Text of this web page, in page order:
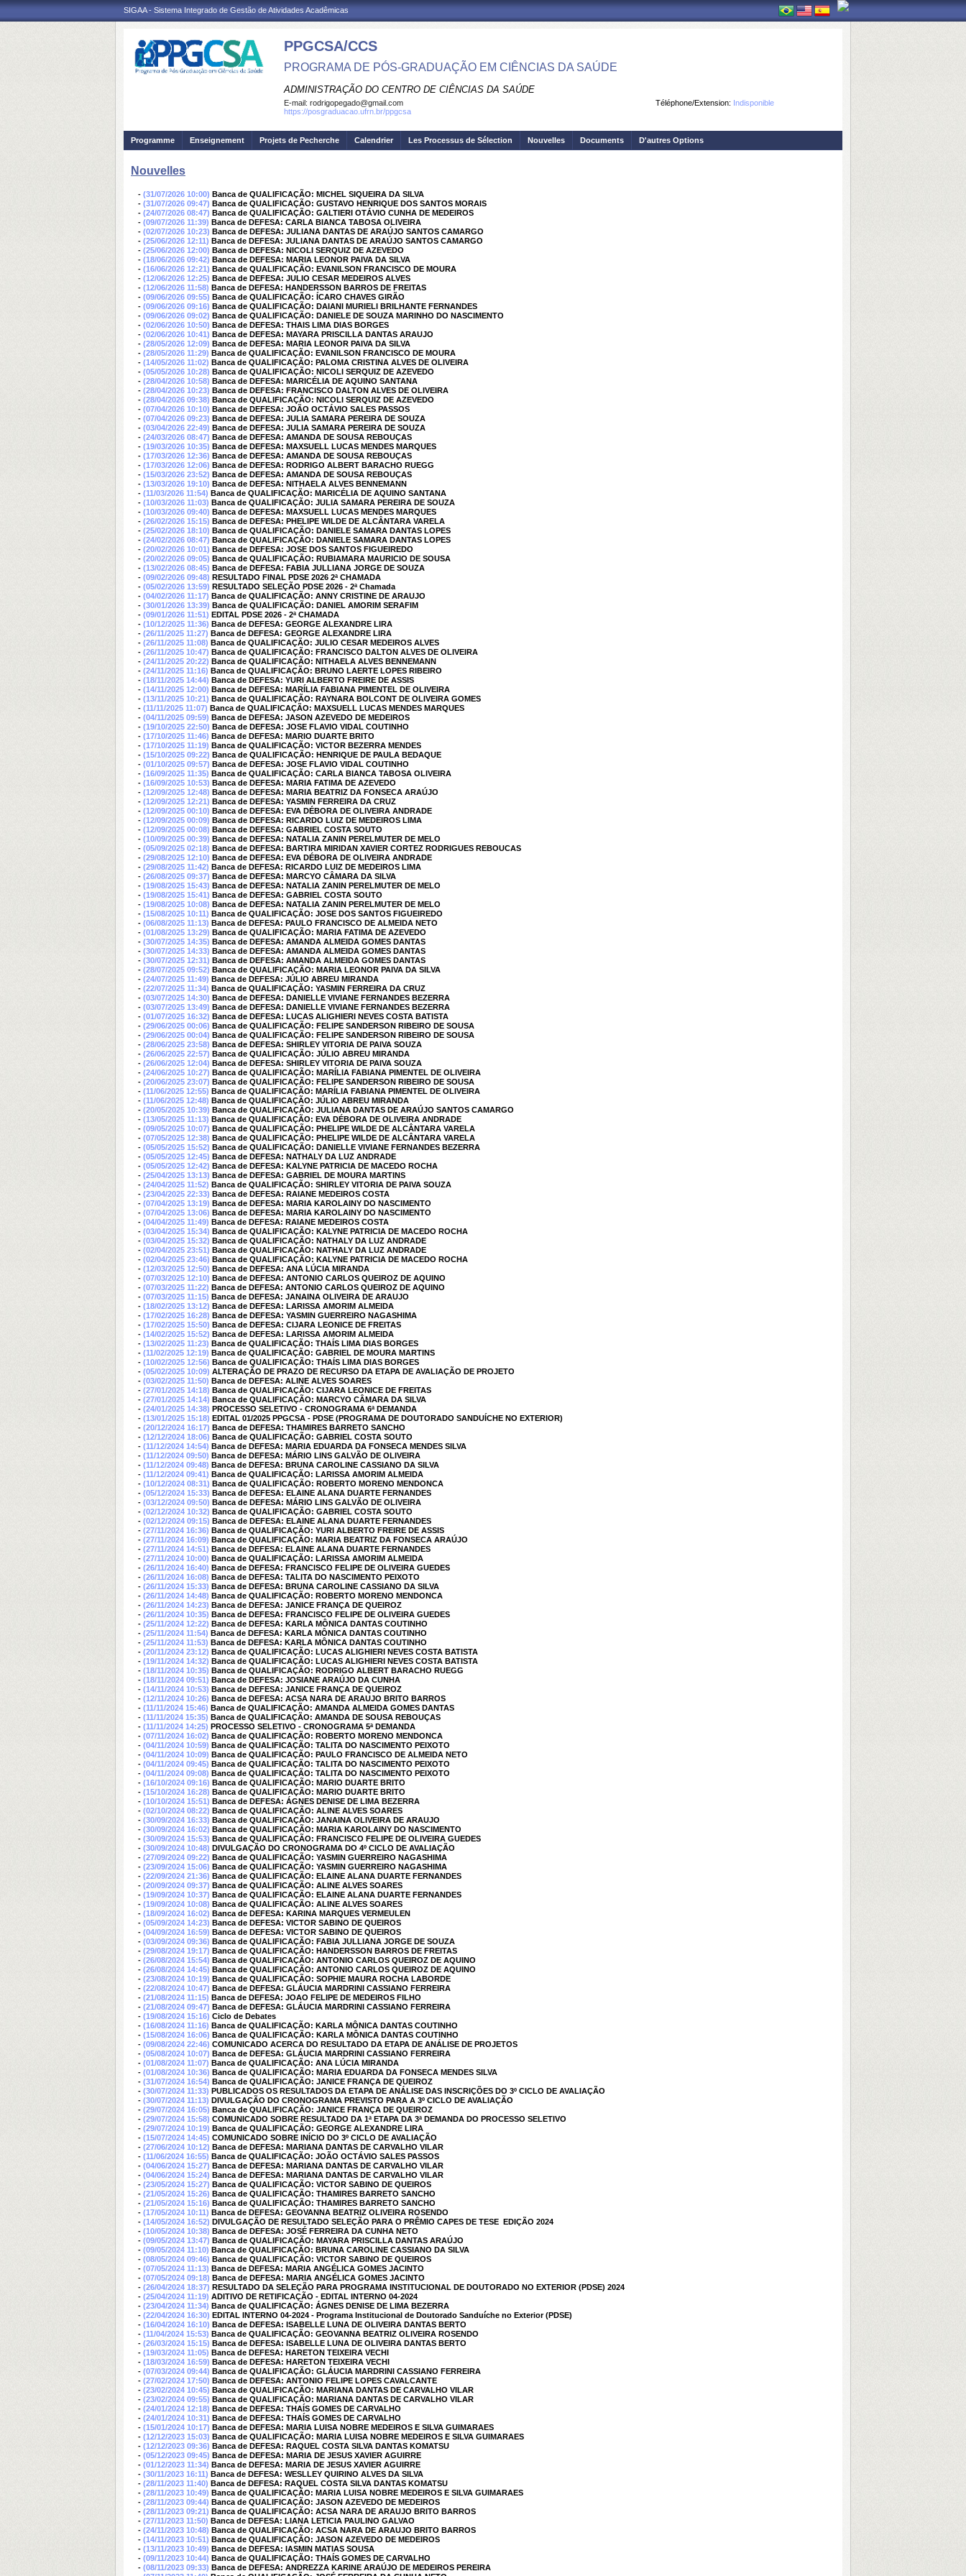
SIGAA - Sistema Integrado de Gestão de Atividades Acadêmicas
PPGCSA/CCS
PROGRAMA DE PÓS-GRADUAÇÃO EM CIÊNCIAS DA SAÚDE
ADMINISTRAÇÃO DO CENTRO DE CIÊNCIAS DA SAÚDE
Téléphone/Extension: Indisponible
E-mail: rodrigopegado@gmail.com
https://posgraduacao.ufrn.br/ppgcsa
Programme Enseignement Projets de Pecherche Calendrier Les Processus de Sélection Nouvelles Documents D'autres Options
Nouvelles
- (31/07/2026 10:00) Banca de QUALIFICAÇÃO: MICHEL SIQUEIRA DA SILVA
- (31/07/2026 09:47) Banca de QUALIFICAÇÃO: GUSTAVO HENRIQUE DOS SANTOS MORAIS
- (24/07/2026 08:47) Banca de QUALIFICAÇÃO: GALTIERI OTÁVIO CUNHA DE MEDEIROS
- (09/07/2026 11:39) Banca de DEFESA: CARLA BIANCA TABOSA OLIVEIRA
- (02/07/2026 10:23) Banca de DEFESA: JULIANA DANTAS DE ARAÚJO SANTOS CAMARGO
- (25/06/2026 12:11) Banca de DEFESA: JULIANA DANTAS DE ARAÚJO SANTOS CAMARGO
- (25/06/2026 12:00) Banca de DEFESA: NICOLI SERQUIZ DE AZEVEDO
- (18/06/2026 09:42) Banca de DEFESA: MARIA LEONOR PAIVA DA SILVA
- (16/06/2026 12:21) Banca de QUALIFICAÇÃO: EVANILSON FRANCISCO DE MOURA
- (12/06/2026 12:25) Banca de DEFESA: JULIO CESAR MEDEIROS ALVES
- (12/06/2026 11:58) Banca de DEFESA: HANDERSSON BARROS DE FREITAS
- (09/06/2026 09:55) Banca de QUALIFICAÇÃO: ÍCARO CHAVES GIRÃO
- (09/06/2026 09:16) Banca de QUALIFICAÇÃO: DAIANI MURIELI BRILHANTE FERNANDES
- (09/06/2026 09:02) Banca de QUALIFICAÇÃO: DANIELE DE SOUZA MARINHO DO NASCIMENTO
- (02/06/2026 10:50) Banca de DEFESA: THAIS LIMA DIAS BORGES
- (02/06/2026 10:41) Banca de DEFESA: MAYARA PRISCILLA DANTAS ARAUJO
- (28/05/2026 12:09) Banca de DEFESA: MARIA LEONOR PAIVA DA SILVA
- (28/05/2026 11:29) Banca de QUALIFICAÇÃO: EVANILSON FRANCISCO DE MOURA
- (14/05/2026 11:02) Banca de QUALIFICAÇÃO: PALOMA CRISTINA ALVES DE OLIVEIRA
- (05/05/2026 10:28) Banca de QUALIFICAÇÃO: NICOLI SERQUIZ DE AZEVEDO
- (28/04/2026 10:58) Banca de DEFESA: MARICÉLIA DE AQUINO SANTANA
- (28/04/2026 10:23) Banca de DEFESA: FRANCISCO DALTON ALVES DE OLIVEIRA
- (28/04/2026 09:38) Banca de QUALIFICAÇÃO: NICOLI SERQUIZ DE AZEVEDO
- (07/04/2026 10:10) Banca de DEFESA: JOÃO OCTÁVIO SALES PASSOS
- (07/04/2026 09:23) Banca de DEFESA: JULIA SAMARA PEREIRA DE SOUZA
- (03/04/2026 22:49) Banca de DEFESA: JULIA SAMARA PEREIRA DE SOUZA
- (24/03/2026 08:47) Banca de DEFESA: AMANDA DE SOUSA REBOUÇAS
- (19/03/2026 10:35) Banca de DEFESA: MAXSUELL LUCAS MENDES MARQUES
- (17/03/2026 12:36) Banca de DEFESA: AMANDA DE SOUSA REBOUÇAS
- (17/03/2026 12:06) Banca de DEFESA: RODRIGO ALBERT BARACHO RUEGG
- (15/03/2026 23:52) Banca de DEFESA: AMANDA DE SOUSA REBOUÇAS
- (13/03/2026 19:10) Banca de DEFESA: NITHAELA ALVES BENNEMANN
- (11/03/2026 11:54) Banca de QUALIFICAÇÃO: MARICÉLIA DE AQUINO SANTANA
- (10/03/2026 11:03) Banca de QUALIFICAÇÃO: JULIA SAMARA PEREIRA DE SOUZA
- (10/03/2026 09:40) Banca de DEFESA: MAXSUELL LUCAS MENDES MARQUES
- (26/02/2026 15:15) Banca de DEFESA: PHELIPE WILDE DE ALCÂNTARA VARELA
- (25/02/2026 18:10) Banca de QUALIFICAÇÃO: DANIELE SAMARA DANTAS LOPES
- (24/02/2026 08:47) Banca de QUALIFICAÇÃO: DANIELE SAMARA DANTAS LOPES
- (20/02/2026 10:01) Banca de DEFESA: JOSE DOS SANTOS FIGUEIREDO
- (20/02/2026 09:05) Banca de QUALIFICAÇÃO: RUBIAMARA MAURICIO DE SOUSA
- (13/02/2026 08:45) Banca de DEFESA: FABIA JULLIANA JORGE DE SOUZA
- (09/02/2026 09:48) RESULTADO FINAL PDSE 2026 2ª CHAMADA
- (05/02/2026 13:59) RESULTADO SELEÇÃO PDSE 2026 - 2ª Chamada
- (04/02/2026 11:17) Banca de QUALIFICAÇÃO: ANNY CRISTINE DE ARAUJO
- (30/01/2026 13:39) Banca de QUALIFICAÇÃO: DANIEL AMORIM SERAFIM
- (09/01/2026 11:51) EDITAL PDSE 2026 - 2ª CHAMADA
- (10/12/2025 11:36) Banca de DEFESA: GEORGE ALEXANDRE LIRA
- (26/11/2025 11:27) Banca de DEFESA: GEORGE ALEXANDRE LIRA
- (26/11/2025 11:08) Banca de QUALIFICAÇÃO: JULIO CESAR MEDEIROS ALVES
- (26/11/2025 10:47) Banca de QUALIFICAÇÃO: FRANCISCO DALTON ALVES DE OLIVEIRA
- (24/11/2025 20:22) Banca de QUALIFICAÇÃO: NITHAELA ALVES BENNEMANN
- (24/11/2025 11:16) Banca de QUALIFICAÇÃO: BRUNO LAERTE LOPES RIBEIRO
- (18/11/2025 14:44) Banca de DEFESA: YURI ALBERTO FREIRE DE ASSIS
- (14/11/2025 12:00) Banca de DEFESA: MARÍLIA FABIANA PIMENTEL DE OLIVEIRA
- (13/11/2025 10:21) Banca de QUALIFICAÇÃO: RAYNARA BOLCONT DE OLIVEIRA GOMES
- (11/11/2025 11:07) Banca de QUALIFICAÇÃO: MAXSUELL LUCAS MENDES MARQUES
- (04/11/2025 09:59) Banca de DEFESA: JASON AZEVEDO DE MEDEIROS
- (19/10/2025 22:50) Banca de DEFESA: JOSE FLAVIO VIDAL COUTINHO
- (17/10/2025 11:46) Banca de DEFESA: MARIO DUARTE BRITO
- (17/10/2025 11:19) Banca de QUALIFICAÇÃO: VICTOR BEZERRA MENDES
- (15/10/2025 09:22) Banca de QUALIFICAÇÃO: HENRIQUE DE PAULA BEDAQUE
- (01/10/2025 09:57) Banca de DEFESA: JOSE FLAVIO VIDAL COUTINHO
- (16/09/2025 11:35) Banca de QUALIFICAÇÃO: CARLA BIANCA TABOSA OLIVEIRA
- (16/09/2025 10:53) Banca de DEFESA: MARIA FATIMA DE AZEVEDO
- (12/09/2025 12:48) Banca de DEFESA: MARIA BEATRIZ DA FONSECA ARAÚJO
- (12/09/2025 12:21) Banca de DEFESA: YASMIN FERREIRA DA CRUZ
- (12/09/2025 00:10) Banca de DEFESA: EVA DÉBORA DE OLIVEIRA ANDRADE
- (12/09/2025 00:09) Banca de DEFESA: RICARDO LUIZ DE MEDEIROS LIMA
- (12/09/2025 00:08) Banca de DEFESA: GABRIEL COSTA SOUTO
- (10/09/2025 00:39) Banca de DEFESA: NATALIA ZANIN PERELMUTER DE MELO
- (05/09/2025 02:18) Banca de DEFESA: BARTIRA MIRIDAN XAVIER CORTEZ RODRIGUES REBOUCAS
- (29/08/2025 12:10) Banca de DEFESA: EVA DÉBORA DE OLIVEIRA ANDRADE
- (29/08/2025 11:42) Banca de DEFESA: RICARDO LUIZ DE MEDEIROS LIMA
- (26/08/2025 09:37) Banca de DEFESA: MARCYO CÂMARA DA SILVA
- (19/08/2025 15:43) Banca de DEFESA: NATALIA ZANIN PERELMUTER DE MELO
- (19/08/2025 15:41) Banca de DEFESA: GABRIEL COSTA SOUTO
- (19/08/2025 10:08) Banca de DEFESA: NATALIA ZANIN PERELMUTER DE MELO
- (15/08/2025 10:11) Banca de QUALIFICAÇÃO: JOSE DOS SANTOS FIGUEIREDO
- (06/08/2025 11:13) Banca de DEFESA: PAULO FRANCISCO DE ALMEIDA NETO
- (01/08/2025 13:29) Banca de QUALIFICAÇÃO: MARIA FATIMA DE AZEVEDO
- (30/07/2025 14:35) Banca de DEFESA: AMANDA ALMEIDA GOMES DANTAS
- (30/07/2025 14:33) Banca de DEFESA: AMANDA ALMEIDA GOMES DANTAS
- (30/07/2025 12:31) Banca de DEFESA: AMANDA ALMEIDA GOMES DANTAS
- (28/07/2025 09:52) Banca de QUALIFICAÇÃO: MARIA LEONOR PAIVA DA SILVA
- (24/07/2025 11:49) Banca de DEFESA: JÚLIO ABREU MIRANDA
- (22/07/2025 11:34) Banca de QUALIFICAÇÃO: YASMIN FERREIRA DA CRUZ
- (03/07/2025 14:30) Banca de DEFESA: DANIELLE VIVIANE FERNANDES BEZERRA
- (03/07/2025 13:49) Banca de DEFESA: DANIELLE VIVIANE FERNANDES BEZERRA
- (01/07/2025 16:32) Banca de DEFESA: LUCAS ALIGHIERI NEVES COSTA BATISTA
- (29/06/2025 00:06) Banca de QUALIFICAÇÃO: FELIPE SANDERSON RIBEIRO DE SOUSA
- (29/06/2025 00:04) Banca de QUALIFICAÇÃO: FELIPE SANDERSON RIBEIRO DE SOUSA
- (28/06/2025 23:58) Banca de DEFESA: SHIRLEY VITORIA DE PAIVA SOUZA
- (26/06/2025 22:57) Banca de QUALIFICAÇÃO: JÚLIO ABREU MIRANDA
- (26/06/2025 12:04) Banca de DEFESA: SHIRLEY VITORIA DE PAIVA SOUZA
- (24/06/2025 10:27) Banca de QUALIFICAÇÃO: MARÍLIA FABIANA PIMENTEL DE OLIVEIRA
- (20/06/2025 23:07) Banca de QUALIFICAÇÃO: FELIPE SANDERSON RIBEIRO DE SOUSA
- (11/06/2025 12:55) Banca de QUALIFICAÇÃO: MARÍLIA FABIANA PIMENTEL DE OLIVEIRA
- (11/06/2025 12:48) Banca de QUALIFICAÇÃO: JÚLIO ABREU MIRANDA
- (20/05/2025 10:39) Banca de QUALIFICAÇÃO: JULIANA DANTAS DE ARAÚJO SANTOS CAMARGO
- (13/05/2025 11:13) Banca de QUALIFICAÇÃO: EVA DÉBORA DE OLIVEIRA ANDRADE
- (09/05/2025 10:07) Banca de QUALIFICAÇÃO: PHELIPE WILDE DE ALCÂNTARA VARELA
- (07/05/2025 12:38) Banca de QUALIFICAÇÃO: PHELIPE WILDE DE ALCÂNTARA VARELA
- (05/05/2025 15:52) Banca de QUALIFICAÇÃO: DANIELLE VIVIANE FERNANDES BEZERRA
- (05/05/2025 12:45) Banca de DEFESA: NATHALY DA LUZ ANDRADE
- (05/05/2025 12:42) Banca de DEFESA: KALYNE PATRICIA DE MACEDO ROCHA
- (25/04/2025 13:13) Banca de DEFESA: GABRIEL DE MOURA MARTINS
- (24/04/2025 11:52) Banca de QUALIFICAÇÃO: SHIRLEY VITORIA DE PAIVA SOUZA
- (23/04/2025 22:33) Banca de DEFESA: RAIANE MEDEIROS COSTA
- (07/04/2025 13:19) Banca de DEFESA: MARIA KAROLAINY DO NASCIMENTO
- (07/04/2025 13:06) Banca de DEFESA: MARIA KAROLAINY DO NASCIMENTO
- (04/04/2025 11:49) Banca de DEFESA: RAIANE MEDEIROS COSTA
- (03/04/2025 15:34) Banca de QUALIFICAÇÃO: KALYNE PATRICIA DE MACEDO ROCHA
- (03/04/2025 15:32) Banca de QUALIFICAÇÃO: NATHALY DA LUZ ANDRADE
- (02/04/2025 23:51) Banca de QUALIFICAÇÃO: NATHALY DA LUZ ANDRADE
- (02/04/2025 23:46) Banca de QUALIFICAÇÃO: KALYNE PATRICIA DE MACEDO ROCHA
- (12/03/2025 12:50) Banca de DEFESA: ANA LÚCIA MIRANDA
- (07/03/2025 12:10) Banca de DEFESA: ANTONIO CARLOS QUEIROZ DE AQUINO
- (07/03/2025 11:22) Banca de DEFESA: ANTONIO CARLOS QUEIROZ DE AQUINO
- (07/03/2025 11:15) Banca de DEFESA: JANAINA OLIVEIRA DE ARAUJO
- (18/02/2025 13:12) Banca de DEFESA: LARISSA AMORIM ALMEIDA
- (17/02/2025 16:28) Banca de DEFESA: YASMIN GUERREIRO NAGASHIMA
- (17/02/2025 15:50) Banca de DEFESA: CIJARA LEONICE DE FREITAS
- (14/02/2025 15:52) Banca de DEFESA: LARISSA AMORIM ALMEIDA
- (13/02/2025 11:23) Banca de QUALIFICAÇÃO: THAÍS LIMA DIAS BORGES
- (11/02/2025 12:19) Banca de QUALIFICAÇÃO: GABRIEL DE MOURA MARTINS
- (10/02/2025 12:56) Banca de QUALIFICAÇÃO: THAÍS LIMA DIAS BORGES
- (05/02/2025 10:09) ALTERAÇÃO DE PRAZO DE RECURSO DA ETAPA DE AVALIAÇÃO DE PROJETO
- (03/02/2025 11:50) Banca de DEFESA: ALINE ALVES SOARES
- (27/01/2025 14:18) Banca de QUALIFICAÇÃO: CIJARA LEONICE DE FREITAS
- (27/01/2025 14:14) Banca de QUALIFICAÇÃO: MARCYO CÂMARA DA SILVA
- (24/01/2025 14:38) PROCESSO SELETIVO - CRONOGRAMA 6ª DEMANDA
- (13/01/2025 15:18) EDITAL 01/2025 PPGCSA - PDSE (PROGRAMA DE DOUTORADO SANDUÍCHE NO EXTERIOR)
- (20/12/2024 16:17) Banca de DEFESA: THAMIRES BARRETO SANCHO
- (12/12/2024 18:06) Banca de QUALIFICAÇÃO: GABRIEL COSTA SOUTO
- (11/12/2024 14:54) Banca de DEFESA: MARIA EDUARDA DA FONSECA MENDES SILVA
- (11/12/2024 09:50) Banca de DEFESA: MÁRIO LINS GALVÃO DE OLIVEIRA
- (11/12/2024 09:48) Banca de DEFESA: BRUNA CAROLINE CASSIANO DA SILVA
- (11/12/2024 09:41) Banca de QUALIFICAÇÃO: LARISSA AMORIM ALMEIDA
- (10/12/2024 08:31) Banca de QUALIFICAÇÃO: ROBERTO MORENO MENDONCA
- (05/12/2024 15:33) Banca de DEFESA: ELAINE ALANA DUARTE FERNANDES
- (03/12/2024 09:50) Banca de DEFESA: MÁRIO LINS GALVÃO DE OLIVEIRA
- (02/12/2024 10:32) Banca de QUALIFICAÇÃO: GABRIEL COSTA SOUTO
- (02/12/2024 09:15) Banca de DEFESA: ELAINE ALANA DUARTE FERNANDES
- (27/11/2024 16:36) Banca de QUALIFICAÇÃO: YURI ALBERTO FREIRE DE ASSIS
- (27/11/2024 16:09) Banca de QUALIFICAÇÃO: MARIA BEATRIZ DA FONSECA ARAÚJO
- (27/11/2024 14:51) Banca de DEFESA: ELAINE ALANA DUARTE FERNANDES
- (27/11/2024 10:00) Banca de QUALIFICAÇÃO: LARISSA AMORIM ALMEIDA
- (26/11/2024 16:40) Banca de DEFESA: FRANCISCO FELIPE DE OLIVEIRA GUEDES
- (26/11/2024 16:08) Banca de DEFESA: TALITA DO NASCIMENTO PEIXOTO
- (26/11/2024 15:33) Banca de DEFESA: BRUNA CAROLINE CASSIANO DA SILVA
- (26/11/2024 14:48) Banca de QUALIFICAÇÃO: ROBERTO MORENO MENDONCA
- (26/11/2024 14:23) Banca de DEFESA: JANICE FRANÇA DE QUEIROZ
- (26/11/2024 10:35) Banca de DEFESA: FRANCISCO FELIPE DE OLIVEIRA GUEDES
- (25/11/2024 12:22) Banca de DEFESA: KARLA MÔNICA DANTAS COUTINHO
- (25/11/2024 11:54) Banca de DEFESA: KARLA MÔNICA DANTAS COUTINHO
- (25/11/2024 11:53) Banca de DEFESA: KARLA MÔNICA DANTAS COUTINHO
- (20/11/2024 23:12) Banca de QUALIFICAÇÃO: LUCAS ALIGHIERI NEVES COSTA BATISTA
- (19/11/2024 14:32) Banca de QUALIFICAÇÃO: LUCAS ALIGHIERI NEVES COSTA BATISTA
- (18/11/2024 10:35) Banca de QUALIFICAÇÃO: RODRIGO ALBERT BARACHO RUEGG
- (18/11/2024 09:51) Banca de DEFESA: JOSIANE ARAÚJO DA CUNHA
- (14/11/2024 10:53) Banca de DEFESA: JANICE FRANÇA DE QUEIROZ
- (12/11/2024 10:26) Banca de DEFESA: ACSA NARA DE ARAUJO BRITO BARROS
- (11/11/2024 15:46) Banca de QUALIFICAÇÃO: AMANDA ALMEIDA GOMES DANTAS
- (11/11/2024 15:35) Banca de QUALIFICAÇÃO: AMANDA DE SOUSA REBOUÇAS
- (11/11/2024 14:25) PROCESSO SELETIVO - CRONOGRAMA 5ª DEMANDA
- (07/11/2024 16:02) Banca de QUALIFICAÇÃO: ROBERTO MORENO MENDONCA
- (04/11/2024 10:59) Banca de QUALIFICAÇÃO: TALITA DO NASCIMENTO PEIXOTO
- (04/11/2024 10:09) Banca de QUALIFICAÇÃO: PAULO FRANCISCO DE ALMEIDA NETO
- (04/11/2024 09:45) Banca de QUALIFICAÇÃO: TALITA DO NASCIMENTO PEIXOTO
- (04/11/2024 09:08) Banca de QUALIFICAÇÃO: TALITA DO NASCIMENTO PEIXOTO
- (16/10/2024 09:16) Banca de QUALIFICAÇÃO: MARIO DUARTE BRITO
- (15/10/2024 16:28) Banca de QUALIFICAÇÃO: MARIO DUARTE BRITO
- (10/10/2024 15:51) Banca de DEFESA: ÁGNES DENISE DE LIMA BEZERRA
- (02/10/2024 08:22) Banca de QUALIFICAÇÃO: ALINE ALVES SOARES
- (30/09/2024 16:33) Banca de QUALIFICAÇÃO: JANAINA OLIVEIRA DE ARAUJO
- (30/09/2024 16:02) Banca de QUALIFICAÇÃO: MARIA KAROLAINY DO NASCIMENTO
- (30/09/2024 15:53) Banca de QUALIFICAÇÃO: FRANCISCO FELIPE DE OLIVEIRA GUEDES
- (30/09/2024 10:48) DIVULGAÇÃO DO CRONOGRAMA DO 4º CICLO DE AVALIAÇÃO
- (27/09/2024 09:22) Banca de QUALIFICAÇÃO: YASMIN GUERREIRO NAGASHIMA
- (23/09/2024 15:06) Banca de QUALIFICAÇÃO: YASMIN GUERREIRO NAGASHIMA
- (22/09/2024 21:36) Banca de QUALIFICAÇÃO: ELAINE ALANA DUARTE FERNANDES
- (20/09/2024 09:37) Banca de QUALIFICAÇÃO: ALINE ALVES SOARES
- (19/09/2024 10:37) Banca de QUALIFICAÇÃO: ELAINE ALANA DUARTE FERNANDES
- (19/09/2024 10:08) Banca de QUALIFICAÇÃO: ALINE ALVES SOARES
- (18/09/2024 16:02) Banca de DEFESA: KARINA MARQUES VERMEULEN
- (05/09/2024 14:23) Banca de DEFESA: VICTOR SABINO DE QUEIROS
- (04/09/2024 16:59) Banca de DEFESA: VICTOR SABINO DE QUEIROS
- (03/09/2024 09:36) Banca de QUALIFICAÇÃO: FABIA JULLIANA JORGE DE SOUZA
- (29/08/2024 19:17) Banca de QUALIFICAÇÃO: HANDERSSON BARROS DE FREITAS
- (26/08/2024 15:54) Banca de QUALIFICAÇÃO: ANTONIO CARLOS QUEIROZ DE AQUINO
- (26/08/2024 14:45) Banca de QUALIFICAÇÃO: ANTONIO CARLOS QUEIROZ DE AQUINO
- (23/08/2024 10:19) Banca de QUALIFICAÇÃO: SOPHIE MAURA ROCHA LABORDE
- (22/08/2024 10:47) Banca de DEFESA: GLÁUCIA MARDRINI CASSIANO FERREIRA
- (21/08/2024 11:15) Banca de DEFESA: JOAO FELIPE DE MEDEIROS FILHO
- (21/08/2024 09:47) Banca de DEFESA: GLÁUCIA MARDRINI CASSIANO FERREIRA
- (19/08/2024 15:16) Ciclo de Debates
- (16/08/2024 11:16) Banca de QUALIFICAÇÃO: KARLA MÔNICA DANTAS COUTINHO
- (15/08/2024 16:06) Banca de QUALIFICAÇÃO: KARLA MÔNICA DANTAS COUTINHO
- (09/08/2024 22:46) COMUNICADO ACERCA DO RESULTADO DA ETAPA DE ANÁLISE DE PROJETOS
- (05/08/2024 10:07) Banca de DEFESA: GLÁUCIA MARDRINI CASSIANO FERREIRA
- (01/08/2024 11:07) Banca de QUALIFICAÇÃO: ANA LÚCIA MIRANDA
- (01/08/2024 10:36) Banca de QUALIFICAÇÃO: MARIA EDUARDA DA FONSECA MENDES SILVA
- (31/07/2024 16:54) Banca de QUALIFICAÇÃO: JANICE FRANÇA DE QUEIROZ
- (30/07/2024 11:33) PUBLICADOS OS RESULTADOS DA ETAPA DE ANÁLISE DAS INSCRIÇÕES DO 3º CICLO DE AVALIAÇÃO
- (30/07/2024 11:13) DIVULGAÇÃO DO CRONOGRAMA PREVISTO PARA A 3º CICLO DE AVALIAÇÃO
- (29/07/2024 16:05) Banca de QUALIFICAÇÃO: JANICE FRANÇA DE QUEIROZ
- (29/07/2024 15:58) COMUNICADO SOBRE RESULTADO DA 1ª ETAPA DA 3ª DEMANDA DO PROCESSO SELETIVO
- (29/07/2024 10:19) Banca de QUALIFICAÇÃO: GEORGE ALEXANDRE LIRA
- (15/07/2024 14:45) COMUNICADO SOBRE INÍCIO DO 3º CICLO DE AVALIAÇÃO
- (27/06/2024 10:12) Banca de DEFESA: MARIANA DANTAS DE CARVALHO VILAR
- (11/06/2024 16:55) Banca de QUALIFICAÇÃO: JOÃO OCTÁVIO SALES PASSOS
- (04/06/2024 15:27) Banca de DEFESA: MARIANA DANTAS DE CARVALHO VILAR
- (04/06/2024 15:24) Banca de DEFESA: MARIANA DANTAS DE CARVALHO VILAR
- (23/05/2024 15:27) Banca de QUALIFICAÇÃO: VICTOR SABINO DE QUEIROS
- (21/05/2024 15:26) Banca de QUALIFICAÇÃO: THAMIRES BARRETO SANCHO
- (21/05/2024 15:16) Banca de QUALIFICAÇÃO: THAMIRES BARRETO SANCHO
- (17/05/2024 10:11) Banca de DEFESA: GEOVANNA BEATRIZ OLIVEIRA ROSENDO
- (14/05/2024 16:52) DIVULGAÇÃO DE RESULTADO SELEÇÃO PARA O PRÊMIO CAPES DE TESE  EDIÇÃO 2024
- (10/05/2024 10:38) Banca de DEFESA: JOSÉ FERREIRA DA CUNHA NETO
- (09/05/2024 13:47) Banca de QUALIFICAÇÃO: MAYARA PRISCILLA DANTAS ARAÚJO
- (09/05/2024 11:10) Banca de QUALIFICAÇÃO: BRUNA CAROLINE CASSIANO DA SILVA
- (08/05/2024 09:46) Banca de QUALIFICAÇÃO: VICTOR SABINO DE QUEIROS
- (07/05/2024 11:13) Banca de DEFESA: MARIA ANGÉLICA GOMES JACINTO
- (07/05/2024 09:18) Banca de DEFESA: MARIA ANGÉLICA GOMES JACINTO
- (26/04/2024 18:37) RESULTADO DA SELEÇÃO PARA PROGRAMA INSTITUCIONAL DE DOUTORADO NO EXTERIOR (PDSE) 2024
- (25/04/2024 11:19) ADITIVO DE RETIFICAÇÃO - EDITAL INTERNO 04-2024
- (23/04/2024 11:34) Banca de QUALIFICAÇÃO: ÁGNES DENISE DE LIMA BEZERRA
- (22/04/2024 16:30) EDITAL INTERNO 04-2024 - Programa Institucional de Doutorado Sanduíche no Exterior (PDSE)
- (16/04/2024 16:10) Banca de DEFESA: ISABELLE LUNA DE OLIVEIRA DANTAS BERTO
- (11/04/2024 15:53) Banca de QUALIFICAÇÃO: GEOVANNA BEATRIZ OLIVEIRA ROSENDO
- (26/03/2024 15:15) Banca de DEFESA: ISABELLE LUNA DE OLIVEIRA DANTAS BERTO
- (19/03/2024 11:05) Banca de DEFESA: HARETON TEIXEIRA VECHI
- (18/03/2024 16:59) Banca de DEFESA: HARETON TEIXEIRA VECHI
- (07/03/2024 09:44) Banca de QUALIFICAÇÃO: GLÁUCIA MARDRINI CASSIANO FERREIRA
- (27/02/2024 17:50) Banca de DEFESA: ANTONIO FELIPE LOPES CAVALCANTE
- (23/02/2024 10:45) Banca de QUALIFICAÇÃO: MARIANA DANTAS DE CARVALHO VILAR
- (23/02/2024 09:55) Banca de QUALIFICAÇÃO: MARIANA DANTAS DE CARVALHO VILAR
- (24/01/2024 12:18) Banca de DEFESA: THAÍS GOMES DE CARVALHO
- (24/01/2024 10:31) Banca de DEFESA: THAÍS GOMES DE CARVALHO
- (15/01/2024 10:17) Banca de DEFESA: MARIA LUISA NOBRE MEDEIROS E SILVA GUIMARAES
- (12/12/2023 15:03) Banca de QUALIFICAÇÃO: MARIA LUISA NOBRE MEDEIROS E SILVA GUIMARAES
- (12/12/2023 09:36) Banca de DEFESA: RAQUEL COSTA SILVA DANTAS KOMATSU
- (05/12/2023 09:45) Banca de DEFESA: MARIA DE JESUS XAVIER AGUIRRE
- (01/12/2023 11:34) Banca de DEFESA: MARIA DE JESUS XAVIER AGUIRRE
- (30/11/2023 16:11) Banca de DEFESA: WESLLEY QUIRINO ALVES DA SILVA
- (28/11/2023 11:40) Banca de DEFESA: RAQUEL COSTA SILVA DANTAS KOMATSU
- (28/11/2023 10:49) Banca de QUALIFICAÇÃO: MARIA LUISA NOBRE MEDEIROS E SILVA GUIMARAES
- (28/11/2023 09:44) Banca de QUALIFICAÇÃO: JASON AZEVEDO DE MEDEIROS
- (28/11/2023 09:21) Banca de QUALIFICAÇÃO: ACSA NARA DE ARAUJO BRITO BARROS
- (27/11/2023 11:50) Banca de DEFESA: LIANA LETICIA PAULINO GALVAO
- (24/11/2023 10:48) Banca de QUALIFICAÇÃO: ACSA NARA DE ARAUJO BRITO BARROS
- (14/11/2023 10:51) Banca de QUALIFICAÇÃO: JASON AZEVEDO DE MEDEIROS
- (13/11/2023 10:49) Banca de DEFESA: IASMIN MATIAS SOUSA
- (09/11/2023 10:44) Banca de QUALIFICAÇÃO: THAÍS GOMES DE CARVALHO
- (08/11/2023 09:33) Banca de DEFESA: ANDREZZA KARINE ARAÚJO DE MEDEIROS PEREIRA